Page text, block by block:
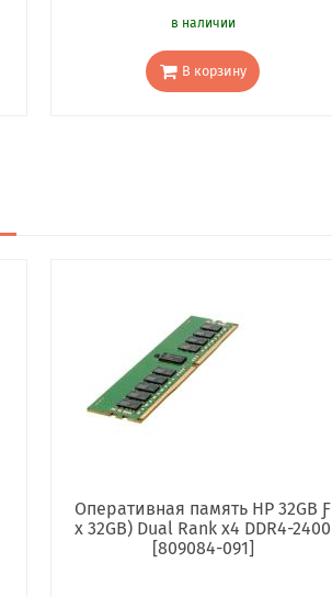
в наличии
В корзину
Оперативная память HP 32GB Ƒ
x 32GB) Dual Rank x4 DDR4-2400
[809084-091]